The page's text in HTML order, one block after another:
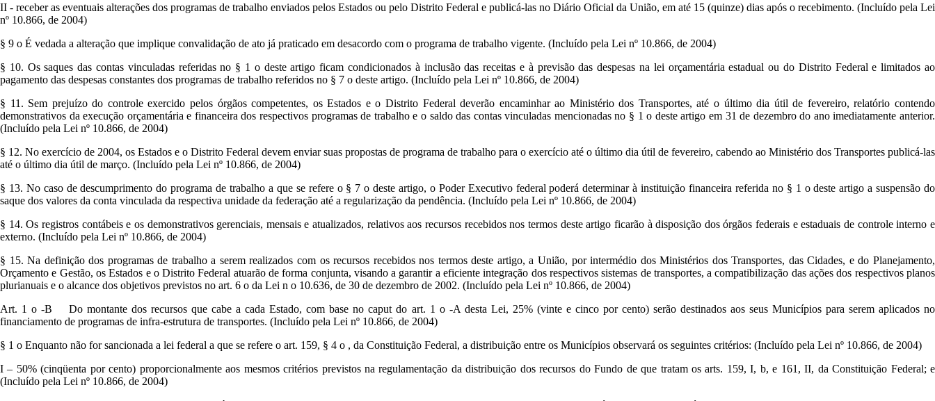
II - receber as eventuais alterações dos programas de trabalho enviados pelos Estados ou pelo Distrito Federal e publicá-las no Diário Oficial da União, em até 15 (quinze) dias após o recebimento. (Incluído pela Lei
nº 10.866, de 2004)
§ 9 o É vedada a alteração que implique convalidação de ato já praticado em desacordo com o programa de trabalho vigente. (Incluído pela Lei nº 10.866, de 2004)
§ 10. Os saques das contas vinculadas referidas no § 1 o deste artigo ficam condicionados à inclusão das receitas e à previsão das despesas na lei orçamentária estadual ou do Distrito Federal e limitados ao
pagamento das despesas constantes dos programas de trabalho referidos no § 7 o deste artigo. (Incluído pela Lei nº 10.866, de 2004)
§ 11. Sem prejuízo do controle exercido pelos órgãos competentes, os Estados e o Distrito Federal deverão encaminhar ao Ministério dos Transportes, até o último dia útil de fevereiro, relatório contendo
demonstrativos da execução orçamentária e financeira dos respectivos programas de trabalho e o saldo das contas vinculadas mencionadas no § 1 o deste artigo em 31 de dezembro do ano imediatamente anterior.
(Incluído pela Lei nº 10.866, de 2004)
§ 12. No exercício de 2004, os Estados e o Distrito Federal devem enviar suas propostas de programa de trabalho para o exercício até o último dia útil de fevereiro, cabendo ao Ministério dos Transportes publicá-las
até o último dia útil de março. (Incluído pela Lei nº 10.866, de 2004)
§ 13. No caso de descumprimento do programa de trabalho a que se refere o § 7 o deste artigo, o Poder Executivo federal poderá determinar à instituição financeira referida no § 1 o deste artigo a suspensão do
saque dos valores da conta vinculada da respectiva unidade da federação até a regularização da pendência. (Incluído pela Lei nº 10.866, de 2004)
§ 14. Os registros contábeis e os demonstrativos gerenciais, mensais e atualizados, relativos aos recursos recebidos nos termos deste artigo ficarão à disposição dos órgãos federais e estaduais de controle interno e
externo. (Incluído pela Lei nº 10.866, de 2004)
§ 15. Na definição dos programas de trabalho a serem realizados com os recursos recebidos nos termos deste artigo, a União, por intermédio dos Ministérios dos Transportes, das Cidades, e do Planejamento,
Orçamento e Gestão, os Estados e o Distrito Federal atuarão de forma conjunta, visando a garantir a eficiente integração dos respectivos sistemas de transportes, a compatibilização das ações dos respectivos planos
plurianuais e o alcance dos objetivos previstos no art. 6 o da Lei n o 10.636, de 30 de dezembro de 2002. (Incluído pela Lei nº 10.866, de 2004)
Art. 1 o -B Do montante dos recursos que cabe a cada Estado, com base no caput do art. 1 o -A desta Lei, 25% (vinte e cinco por cento) serão destinados aos seus Municípios para serem aplicados no
financiamento de programas de infra-estrutura de transportes. (Incluído pela Lei nº 10.866, de 2004)
§ 1 o Enquanto não for sancionada a lei federal a que se refere o art. 159, § 4 o , da Constituição Federal, a distribuição entre os Municípios observará os seguintes critérios: (Incluído pela Lei nº 10.866, de 2004)
I – 50% (cinqüenta por cento) proporcionalmente aos mesmos critérios previstos na regulamentação da distribuição dos recursos do Fundo de que tratam os arts. 159, I, b, e 161, II, da Constituição Federal; e
(Incluído pela Lei nº 10.866, de 2004)